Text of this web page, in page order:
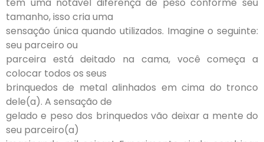
tamanho, isso cria uma
sensação única quando utilizados. Imagine o seguinte:
seu parceiro ou
parceira está deitado na cama, você começa a
colocar todos os seus
brinquedos de metal alinhados em cima do tronco
dele(a). A sensação de
gelado e peso dos brinquedos vão deixar a mente do
seu parceiro(a)